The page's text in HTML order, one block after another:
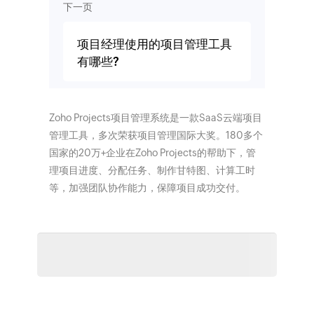
下一页
项目经理使用的项目管理工具
有哪些?
Zoho Projects项目管理系统是一款SaaS云端项目
管理工具，多次荣获项目管理国际大奖。180多个
国家的20万+企业在Zoho Projects的帮助下，管
理项目进度、分配任务、制作甘特图、计算工时
等，加强团队协作能力，保障项目成功交付。